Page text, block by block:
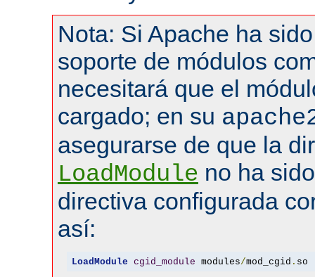
Nota: Si Apache ha
soporte de módulos
necesitará que el
cargado; en su
asegurarse de que la
LoadModule no ha
directiva configurada
así:
LoadModule cgid_module modules/mod_cgid . so